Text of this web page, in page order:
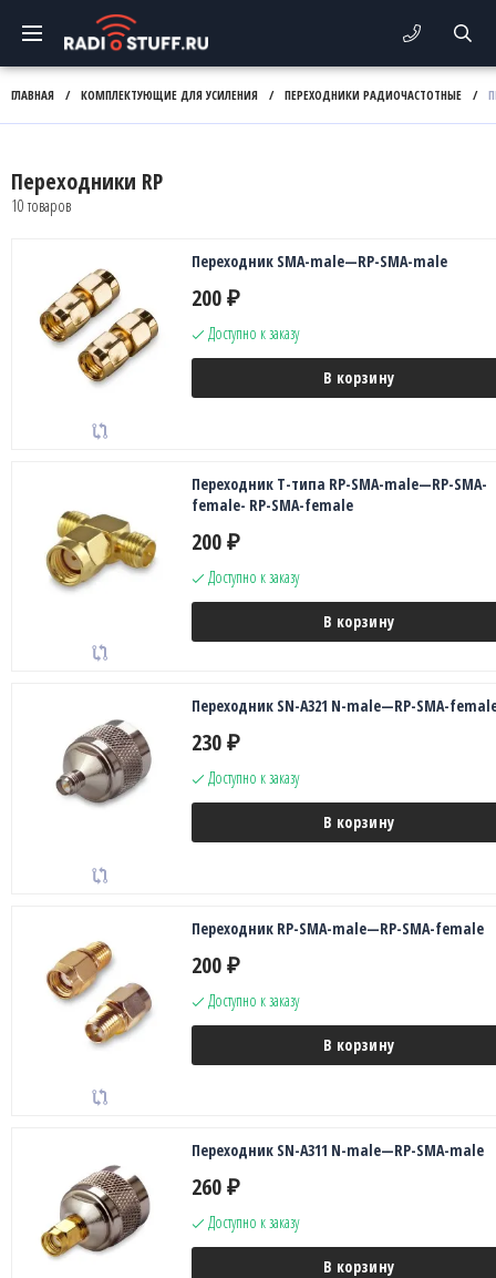
ГЛАВНАЯ / КОМПЛЕКТУЮЩИЕ ДЛЯ УСИЛЕНИЯ / ПЕРЕХОДНИКИ РАДИОЧАСТОТНЫЕ /
Переходники RP
10 товаров
Переходник SMA-male—RP-SMA-male
200 ₽
Доступно к заказу
В корзину
Переходник Т-типа RP-SMA-male—RP-SMA-
female- RP-SMA-female
200 ₽
Доступно к заказу
В корзину
Переходник SN-A321 N-male—RP-SMA-
230 ₽
Доступно к заказу
В корзину
Переходник RP-SMA-male—RP-SMA-female
200 ₽
Доступно к заказу
В корзину
Переходник SN-A311 N-male—RP-SMA-male
260 ₽
Доступно к заказу
В корзину